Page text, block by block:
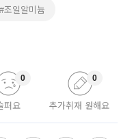
#조일알미늄
퍼요
0
추가취재 원해요
0